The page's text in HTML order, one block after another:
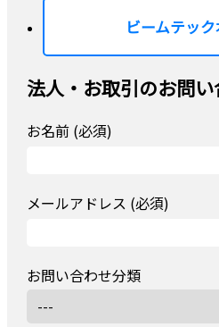
ビームテッ
法人・お取引のお問
お名前 (必須)
メールアドレス (必須)
お問い合わせ分類